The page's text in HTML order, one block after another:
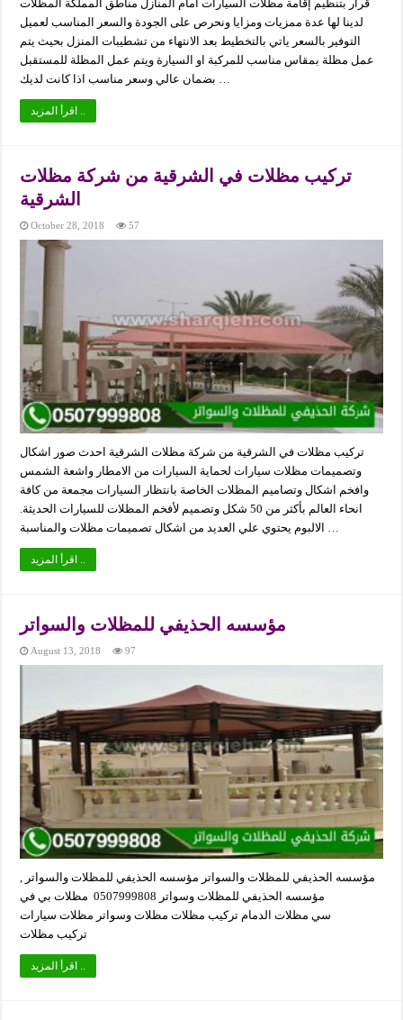
قرار بتنظيم إقامة مظلات السيارات أمام المنازل مناطق المملكة المظلات
لدينا لها عدة ممزيات ومزايا ونحرص على الجودة والسعر المناسب لعميل
التوفير بالسعر ياتي بالتخطيط بعد الانتهاء من تشطيبات المنزل بحيث يتم
عمل مظلة بمقاس مناسب للمركبة او السيارة ويتم عمل المظلة للمستقبل
بضمان عالي وسعر مناسب اذا كانت لديك …
اقرأ المزيد ..
تركيب مظلات في الشرقية من شركة مظلات
الشرقية
October 28, 2018 57
تركيب مظلات في الشرقية من شركة مظلات الشرقية احدث صور اشكال
وتصميمات مظلات سيارات لحماية السيارات من الامطار واشعة الشمس
وافخم اشكال وتصاميم المظلات الخاصة بانتظار السيارات مجمعة من كافة
انحاء العالم بأكثر من 50 شكل وتصميم لأفخم المظلات للسيارات الحديثة.
الالبوم يحتوي علي العديد من اشكال تصميمات مظلات والمناسبة …
اقرأ المزيد ..
مؤسسه الحذيفي للمظلات والسواتر
August 13, 2018 97
مؤسسه الحذيفي للمظلات والسواتر مؤسسه الحذيفي للمظلات والسواتر ,
مؤسسه الحذيفي للمظلات وسواتر 0507999808 مظلات بي في
سي مظلات الدمام تركيب مظلات مظلات وسواتر مظلات سيارات
اقرأ المزيد ..